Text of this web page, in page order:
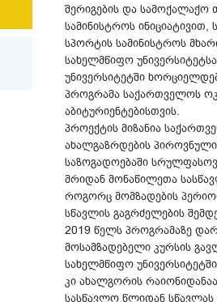
შერიგების და სამოქალაქო
სამინისტროს
სპორტის სამინისტროს
სახელმწიფო
უნივერსიტეტში
პროგრამა საქართველოს
აბიტურიენტებისთვის.
პროექტის მიზანია
ახალგაზრდების
საზოგადოებაში
მრიდან მონაწილეთა
როგორც მომზადების
სწავლის გაგრძელების
2019 წელს პროგრამაზე
მოსამზადებელი კურსის
სახელმწიფო
კი ახალგორის
სასწავლო წლიდან სწავლას